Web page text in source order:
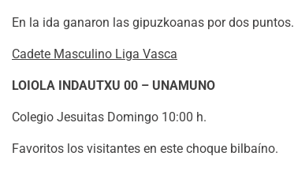
En la ida ganaron las gipuzkoanas por dos puntos.
Cadete Masculino Liga Vasca
LOIOLA INDAUTXU 00 – UNAMUNO
Colegio Jesuitas Domingo 10:00 h.
Favoritos los visitantes en este choque bilbaíno.